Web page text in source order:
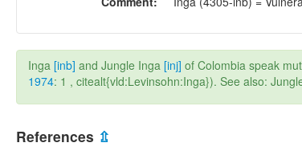
Inga [inb] and Jungle Inga [inj] of Colombia speak
1974: 1 , citealt{vld:Levinsohn:Inga}). See also:
References ⇫